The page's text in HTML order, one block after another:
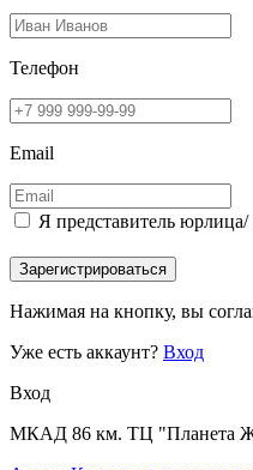
Телефон
Email
Я представитель
Зарегистрироваться
Нажимая на кнопку, вы
Уже есть аккаунт? Вход
Вход
МКАД 86 км. ТЦ "Планета